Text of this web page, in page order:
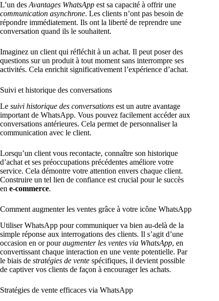
L’un des Avantages WhatsApp est sa capacité à offrir une
communication asynchrone. Les clients n’ont pas besoin de
répondre immédiatement. Ils ont la liberté de reprendre une
conversation quand ils le souhaitent.
Imaginez un client qui réfléchit à un achat. Il peut poser des
questions sur un produit à tout moment sans interrompre ses
activités. Cela enrichit significativement l’expérience d’achat.
Suivi et historique des conversations
Le suivi historique des conversations est un autre avantage
important de WhatsApp. Vous pouvez facilement accéder aux
conversations antérieures. Cela permet de personnaliser la
communication avec le client.
Lorsqu’un client vous recontacte, connaître son historique
d’achat et ses préoccupations précédentes améliore votre
service. Cela démontre votre attention envers chaque client.
Construire un tel lien de confiance est crucial pour le succès
en e-commerce.
Comment augmenter les ventes grâce à votre icône WhatsApp
Utiliser WhatsApp pour communiquer va bien au-delà de la
simple réponse aux interrogations des clients. Il s’agit d’une
occasion en or pouraugmenter les ventes via WhatsApp, en
convertissant chaque interaction en une vente potentielle. Par
le biais de stratégies de vente spécifiques, il devient possible
de captiver vos clients de façon à encourager les achats.
Stratégies de vente efficaces via WhatsApp